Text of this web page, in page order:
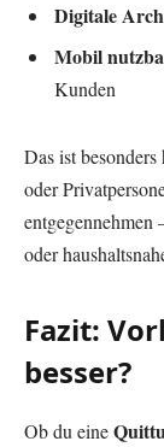
Digitale
Mobil
Kunden
Das ist
oder
oder
Fazit:
besser?
Ob du eine